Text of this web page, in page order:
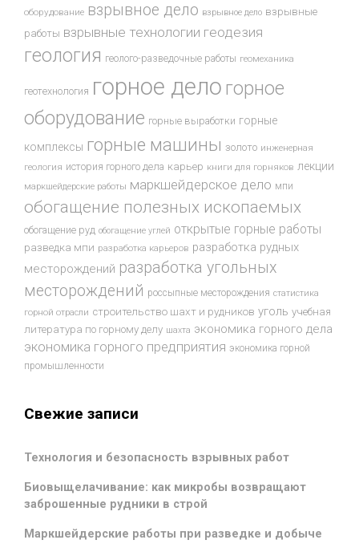
оборудование взрывное дело взрывное дело взрывные
работы взрывные технологии геодезия
геология геолого-разведочные работы геомеханика
геотехнология горное дело горное
оборудование горные выработки горные
комплексы горные машины золото инженерная
геология история горного дела карьер книги для горняков лекции
маркшейдерские работы маркшейдерское дело мпи
обогащение полезных ископаемых
обогащение руд обогащение углей открытые горные работы
разведка мпи разработка карьеров разработка рудных
месторождений разработка угольных
месторождений россыпные месторождения статистика
горной отрасли строительство шахт и рудников уголь учебная
литература по горному делу шахта экономика горного дела
экономика горного предприятия экономика горной
промышленности
Свежие записи
Технология и безопасность взрывных работ
Биовыщелачивание: как микробы возвращают
заброшенные рудники в строй
Маркшейдерские работы при разведке и добыче